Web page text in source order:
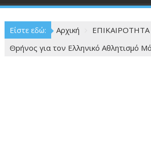
Είστε εδώ: Αρχική
ΕΠΙΚΑΙΡΟΤΗΤΑ
Θpήνος για τον Ελληνικό Αθλητισμό